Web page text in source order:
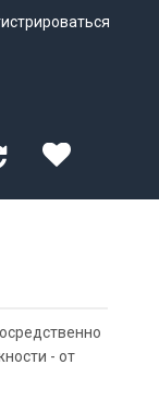
- от